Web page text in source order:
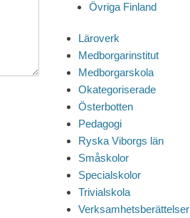
Övriga Finland
Läroverk
Medborgarinstitut
Medborgarskola
Okategoriserade
Österbotten
Pedagogi
Ryska Viborgs län
Småskolor
Specialskolor
Trivialskola
Verksamhetsberättelser